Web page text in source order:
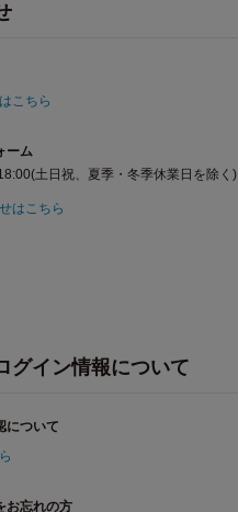
こちら
ーム
土日祝、夏季・冬季休業日を除く)
はこちら
グイン情報について
について
お忘れの方